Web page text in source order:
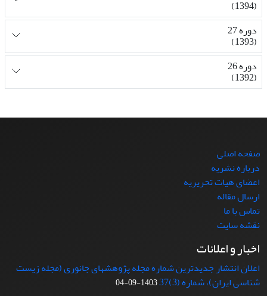
(1394)
دوره 27
(1393)
دوره 26
(1392)
صفحه اصلی
درباره نشریه
اعضای هیات تحریریه
ارسال مقاله
تماس با ما
نقشه سایت
اخبار و اعلانات
اعلان انتشار جدیدترین شماره مجله پژوهشهای جانوری (مجله زیست
شناسی ایران)، شماره (3)37
1403-09-04